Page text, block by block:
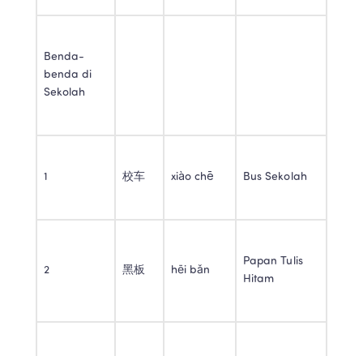
Benda-
benda di
Sekolah
1 校车 xiào chē Bus Sekolah
2 黑板 hēi bǎn
Papan Tulis
Hitam